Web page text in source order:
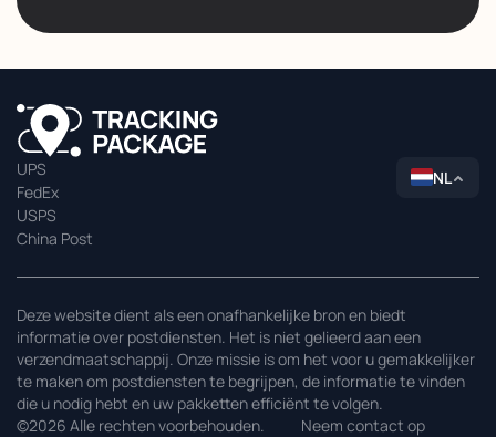
UPS
FedEx
USPS
China Post
NL
Deze website dient als een onafhankelijke bron en biedt
informatie over postdiensten. Het is niet gelieerd aan een
verzendmaatschappij. Onze missie is om het voor u gemakkelijker
te maken om postdiensten te begrijpen, de informatie te vinden
die u nodig hebt en uw pakketten efficiënt te volgen.
©2026 Alle rechten voorbehouden.
Neem contact op